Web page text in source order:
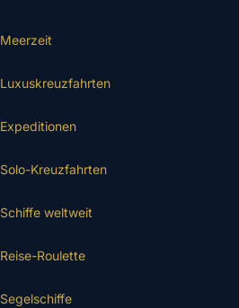
Meerzeit
Luxuskreuzfahrten
Expeditionen
Solo-Kreuzfahrten
Schiffe weltweit
Reise-Roulette
Segelschiffe